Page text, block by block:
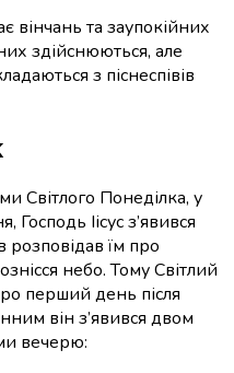
вінчань та заупокійних
здійснюються, але
з піснеспівів
Світлого Понеділка, у
Іісус з’явився
розповідав їм про
небо. Тому Світлий
перший день після
він з’явився двом
вечерю: